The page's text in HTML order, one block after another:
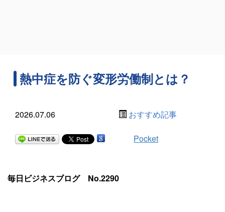
熱中症を防ぐ変形労働制とは？
2026.07.06 おすすめ記事
Pocket
毎日ビジネスブログ No.2290